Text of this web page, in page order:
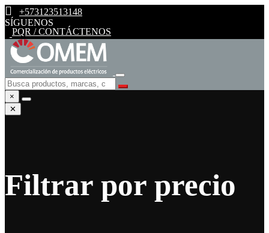
+573123513148
SÍGUENOS
PQR / CONTÁCTENOS
×
✕
Filtrar por precio